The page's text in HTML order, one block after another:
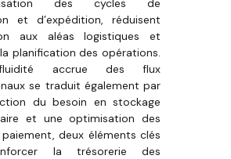
et d’expédition, réduisent
aux aléas logistiques et
planification des opérations.
accrue des flux
se traduit également par
du besoin en stockage
et une optimisation des
deux éléments clés
la trésorerie des